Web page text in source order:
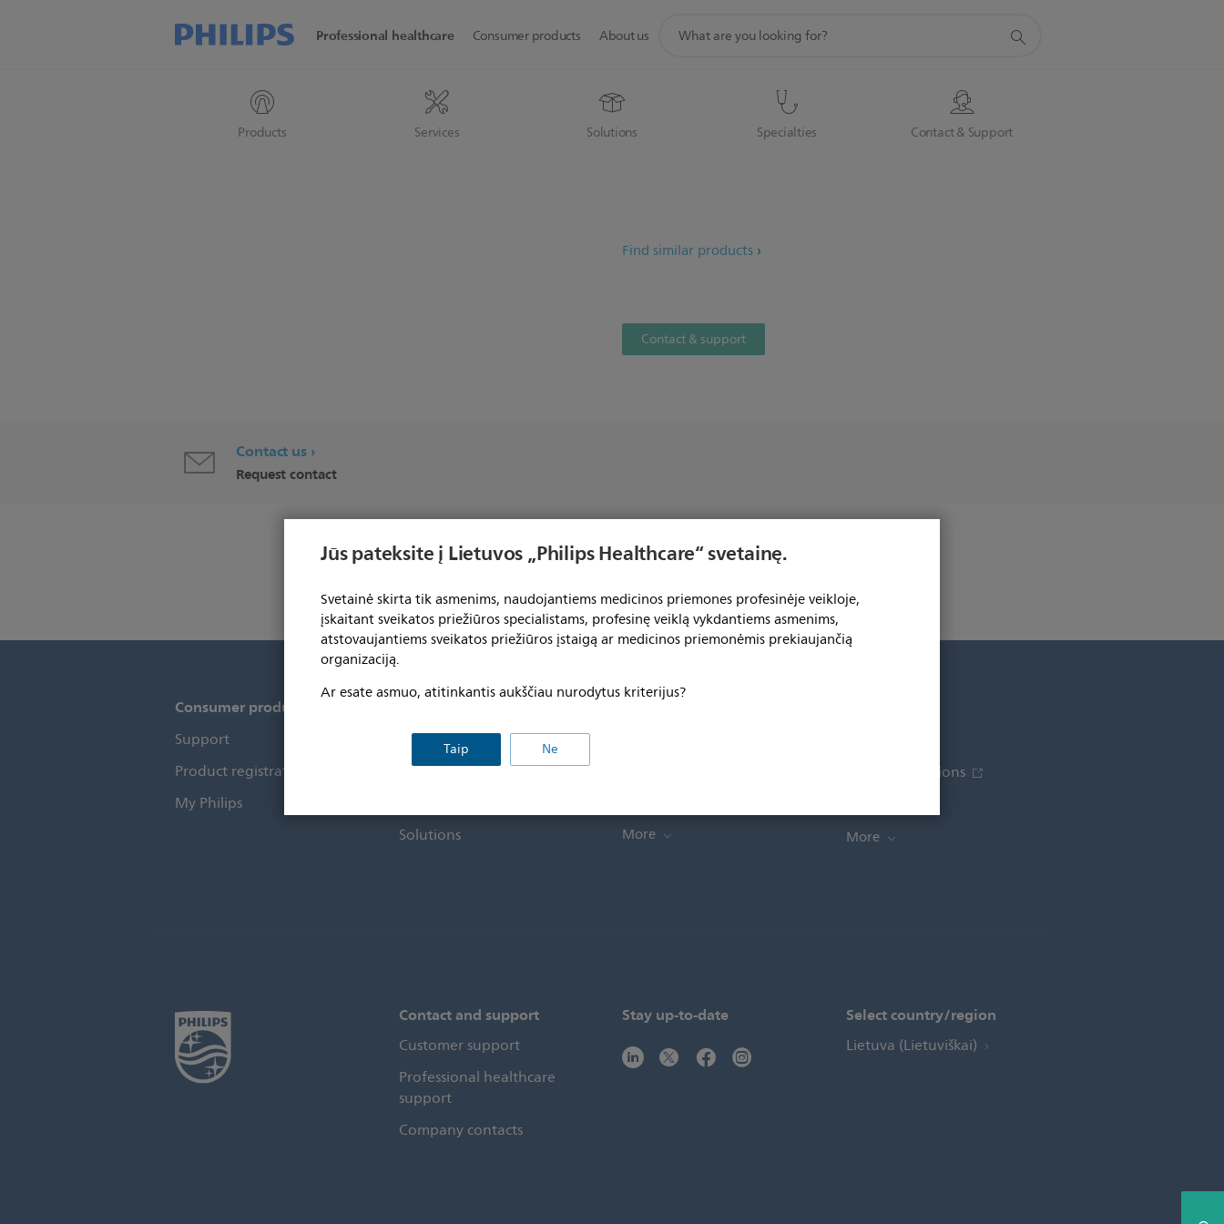
Jūs pateksite į Lietuvos „Philips Healthcare“ svetainę.
Svetainė skirta tik asmenims, naudojantiems medicinos priemones profesinėje veikloje,
įskaitant sveikatos priežiūros specialistams, profesinę veiklą vykdantiems asmenims,
atstovaujantiems sveikatos priežiūros įstaigą ar medicinos priemonėmis prekiaujančią
organizaciją.
Ar esate asmuo, atitinkantis aukščiau nurodytus kriterijus?
Taip Ne
Professional healthcare
Products Services Solutions Specialties Contact & Support
Consumer products About us
search
Find similar products
Contact & support
Contact us
Request contact
Consumer products
Support
Product registration
My Philips
Healthcare professionals
Products
Services
Solutions
Other business solutions
More
Investor Relations
More
Contact and support
Customer support
Professional healthcare
support
Company contacts
Stay up-to-date Select country/region
Lietuva (Lietuviškai)